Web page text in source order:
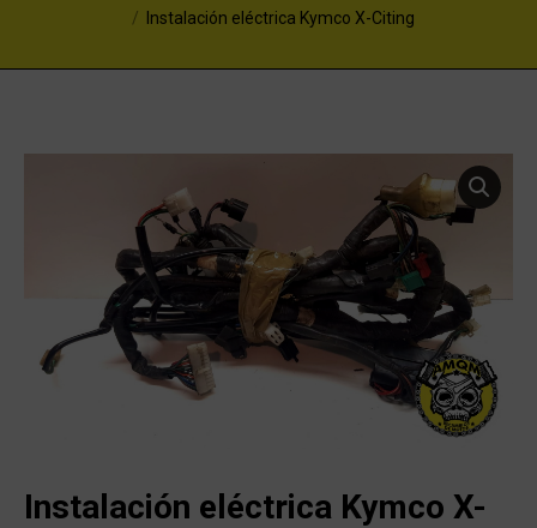
Instalación eléctrica Kymco X-Citing
Instalación eléctrica Kymco X-